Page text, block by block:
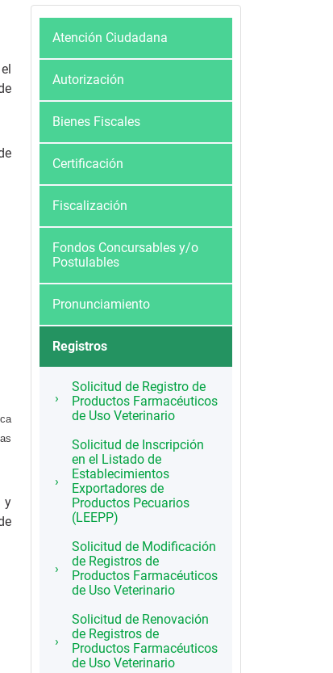
y
Atención Ciudadana
Autorización
Bienes Fiscales
Certificación
Fiscalización
Fondos Concursables y/o
Postulables
Pronunciamiento
Registros
Solicitud de Registro de
Productos Farmacéuticos
de Uso Veterinario
Solicitud de Inscripción
en el Listado de
Establecimientos
Exportadores de
Productos Pecuarios
(LEEPP)
Solicitud de Modificación
de Registros de
Productos Farmacéuticos
de Uso Veterinario
Solicitud de Renovación
de Registros de
Productos Farmacéuticos
de Uso Veterinario